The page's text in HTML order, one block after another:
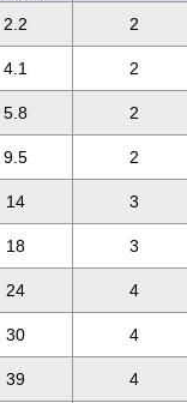
2.2
2
4.1
2
5.8
2
9.5
2
14
3
18
3
24
4
30
4
39
4